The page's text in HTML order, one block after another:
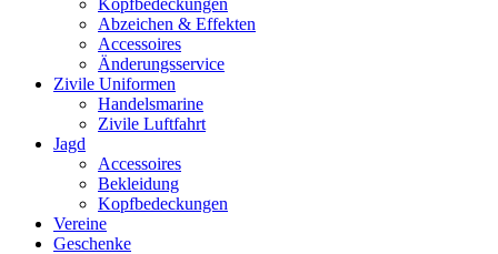
Kopfbedeckungen
Abzeichen & Effekten
Accessoires
Änderungsservice
Zivile Uniformen
Handelsmarine
Zivile Luftfahrt
Jagd
Accessoires
Bekleidung
Kopfbedeckungen
Vereine
Geschenke